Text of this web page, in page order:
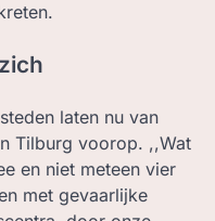
laten nu van
Tilburg voorop. ,,Wat
en niet meteen vier
met gevaarlijke